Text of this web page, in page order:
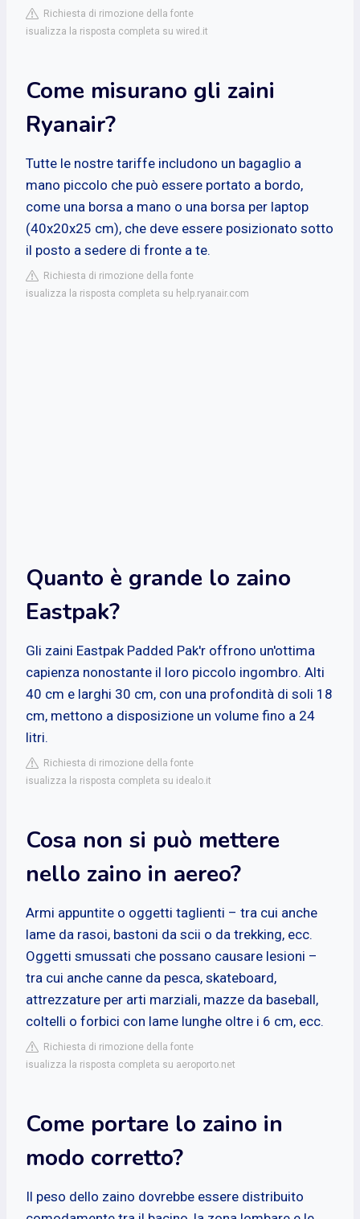
Richiesta di rimozione della fonte
isualizza la risposta completa su wired.it
Come misurano gli zaini
Ryanair?
Tutte le nostre tariffe includono un bagaglio a
mano piccolo che può essere portato a bordo,
come una borsa a mano o una borsa per laptop
(40x20x25 cm), che deve essere posizionato sotto
il posto a sedere di fronte a te.
Richiesta di rimozione della fonte
isualizza la risposta completa su help.ryanair.com
Quanto è grande lo zaino
Eastpak?
Gli zaini Eastpak Padded Pak'r offrono un'ottima
capienza nonostante il loro piccolo ingombro. Alti
40 cm e larghi 30 cm, con una profondità di soli 18
cm, mettono a disposizione un volume fino a 24
litri.
Richiesta di rimozione della fonte
isualizza la risposta completa su idealo.it
Cosa non si può mettere
nello zaino in aereo?
Armi appuntite o oggetti taglienti – tra cui anche
lame da rasoi, bastoni da scii o da trekking, ecc.
Oggetti smussati che possano causare lesioni –
tra cui anche canne da pesca, skateboard,
attrezzature per arti marziali, mazze da baseball,
coltelli o forbici con lame lunghe oltre i 6 cm, ecc.
Richiesta di rimozione della fonte
isualizza la risposta completa su aeroporto.net
Come portare lo zaino in
modo corretto?
Il peso dello zaino dovrebbe essere distribuito